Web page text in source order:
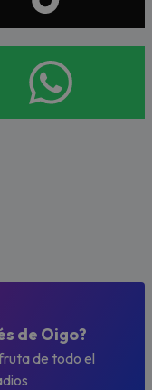
de Oigo?
de todo el